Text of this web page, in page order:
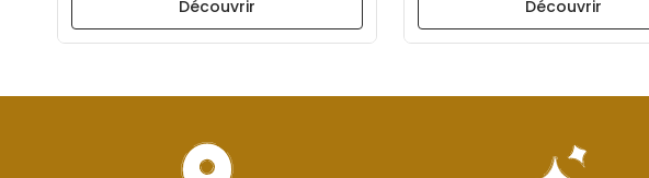
Découvrir Découvrir